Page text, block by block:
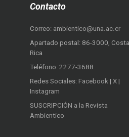
Contacto
Correo: ambientico@una.ac.cr
Apartado postal: 86-3000, Costa
Rica
Teléfono: 2277-3688
Redes Sociales: Facebook | X |
Instagram
SUSCRIPCIÓN a la Revista
Ambientico